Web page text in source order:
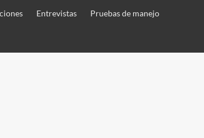
Entrevistas Pruebas de manejo